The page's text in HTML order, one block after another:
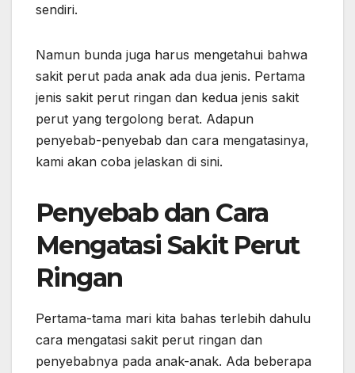
sendiri.
Namun bunda juga harus mengetahui bahwa
sakit perut pada anak ada dua jenis. Pertama
jenis sakit perut ringan dan kedua jenis sakit
perut yang tergolong berat. Adapun
penyebab-penyebab dan cara mengatasinya,
kami akan coba jelaskan di sini.
Penyebab dan Cara
Mengatasi Sakit Perut
Ringan
Pertama-tama mari kita bahas terlebih dahulu
cara mengatasi sakit perut ringan dan
penyebabnya pada anak-anak. Ada beberapa